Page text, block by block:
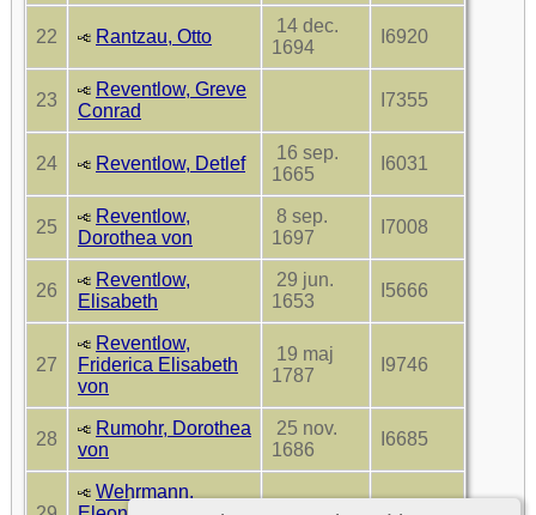
22 Rantzau, Otto
14 dec.
1694
I6920
23
Reventlow, Greve
Conrad
I7355
24 Reventlow, Detlef
16 sep.
1665
I6031
25
Reventlow,
Dorothea von
8 sep.
1697
I7008
26
Reventlow,
Elisabeth
29 jun.
1653
I5666
27
Reventlow,
Friderica Elisabeth
von
19 maj
1787
I9746
28
Rumohr, Dorothea
von
25 nov.
1686
I6685
Wehrmann,